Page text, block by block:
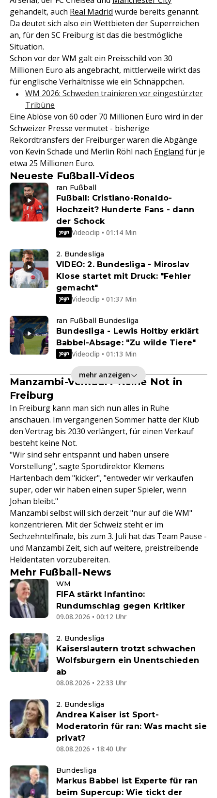
gehandelt, auch Real Madrid wurde bereits genannt.
Da deutet sich also ein Wettbieten der Superreichen
an, für den SC Freiburg ist das die bestmögliche
Situation.
Schon vor der WM galt ein Preisschild von 30
Millionen Euro als angebracht, mittlerweile wirkt das
für englische Verhältnisse wie ein Schnäppchen.
WM 2026: Schweden trainieren vor eingestürzter
Tribüne
Eine Ablöse von 60 oder 70 Millionen Euro wird in der
Schweizer Presse vermutet - bisherige
Rekordtransfers der Freiburger waren die Abgänge
von Kevin Schade und Merlin Röhl nach England für je
etwa 25 Millionen Euro.
Neueste Fußball-Videos
ran Fußball
Fußball: Cristiano-Ronaldo-
Hochzeit? Hunderte Fans - dann
der Schock
Videoclip • 01:14 Min
2. Bundesliga
VIDEO: 2. Bundesliga - Miroslav
Klose startet mit Druck: "Fehler
gemacht"
Videoclip • 01:37 Min
ran Fußball Bundesliga
Bundesliga - Lewis Holtby erklärt
Babbel-Absage: "Zu wilde Tiere"
Videoclip • 01:13 Min
mehr anzeigen
Manzambi-Verkauf? Keine Not in
Freiburg
In Freiburg kann man sich nun alles in Ruhe
anschauen. Im vergangenen Sommer hatte der Klub
den Vertrag bis 2030 verlängert, für einen Verkauf
besteht keine Not.
"Wir sind sehr entspannt und haben unsere
Vorstellung", sagte Sportdirektor Klemens
Hartenbach dem "kicker", "entweder wir verkaufen
super, oder wir haben einen super Spieler, wenn
Johan bleibt."
Manzambi selbst will sich derzeit "nur auf die WM"
konzentrieren. Mit der Schweiz steht er im
Sechzehntelfinale, bis zum 3. Juli hat das Team Pause -
und Manzambi Zeit, sich auf weitere, preistreibende
Heldentaten vorzubereiten.
Mehr Fußball-News
WM
FIFA stärkt Infantino:
Rundumschlag gegen Kritiker
09.08.2026 • 00:12 Uhr
2. Bundesliga
Kaiserslautern trotzt schwachen
Wolfsburgern ein Unentschieden
ab
08.08.2026 • 22:33 Uhr
2. Bundesliga
Andrea Kaiser ist Sport-
Moderatorin für ran: Was macht sie
privat?
08.08.2026 • 18:40 Uhr
Bundesliga
Markus Babbel ist Experte für ran
beim Supercup: Wie tickt der